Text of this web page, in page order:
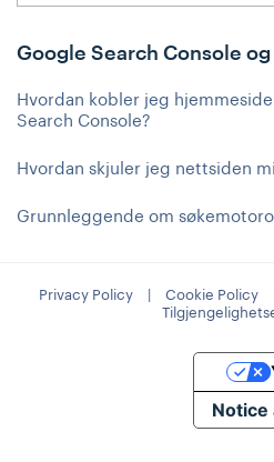
Google Search Console
Hvordan kobler jeg
Search Console?
Hvordan skjuler jeg nettsiden
Grunnleggende om
Privacy Policy | Cookie Policy
Notice